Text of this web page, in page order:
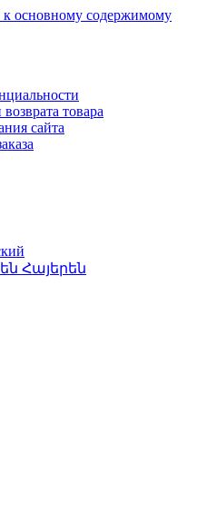
к основному содержимому
товара
сайта
Հայերեն